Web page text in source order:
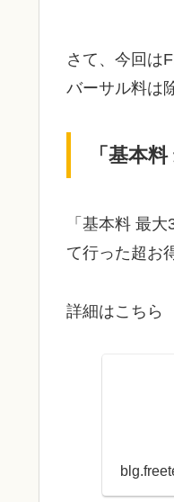
さて、今回は
バーサル料は
「基本
「基本料 最
て行った超お
詳細はこちら